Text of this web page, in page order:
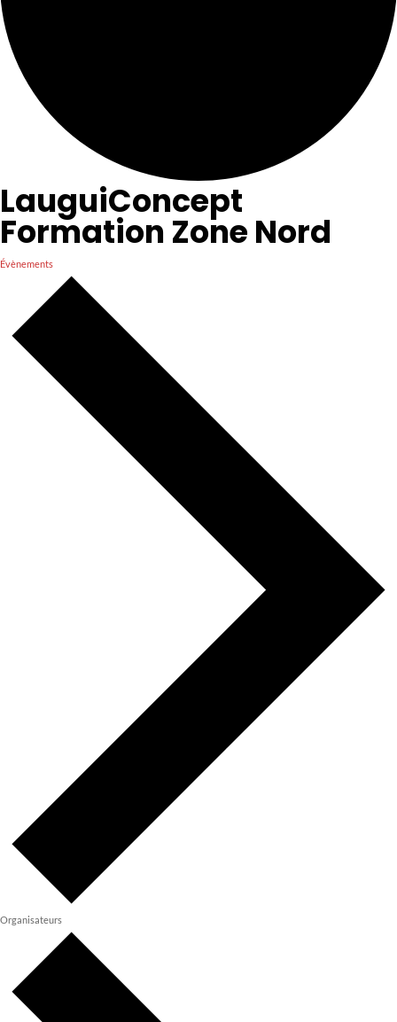
LauguiConcept
Formation Zone Nord
Évènements
Organisateurs